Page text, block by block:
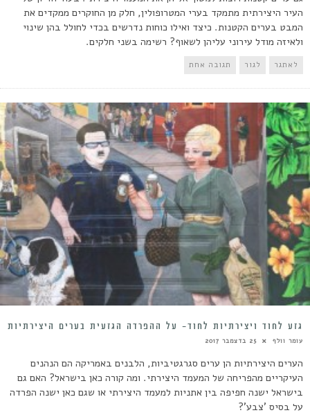
העיר היצירתית מתמקד בערי המטרופולין, חלק מן החוקרים ממקדים את
המבט בערים הקטנות. כיצד ואילו כוחות נדרשים בכדי לחולל בהן שינוי
ולאיזה מודל עירוני עליהן לשאוף? רשימה בשני חלקים.
לאתגר לגור תגובה אחת
גזע לחוד ויצירתיות לחוד- על ההפרדה הגזעית בערים היצירתיות
עומר וולף 25 בדצמבר 2017
הערים היצירתיות הן ערים סגרגטיביות, הלבנים באמריקה הם הנהנים
העיקריים מהפריחה של המעמד היצירתי. ומה קורה כאן בישראל? האם גם
בישראל ישנה חפיפה בין אתניות למעמד היצירתי או שגם כאן ישנה הפרדה
על בסיס 'צבע'?